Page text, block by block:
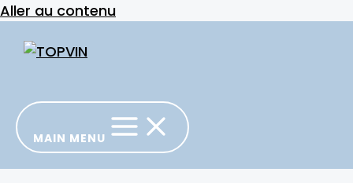
Aller au contenu
MAIN MENU